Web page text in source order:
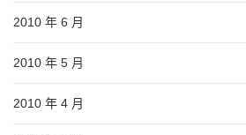
2010 年 6 月
2010 年 5 月
2010 年 4 月